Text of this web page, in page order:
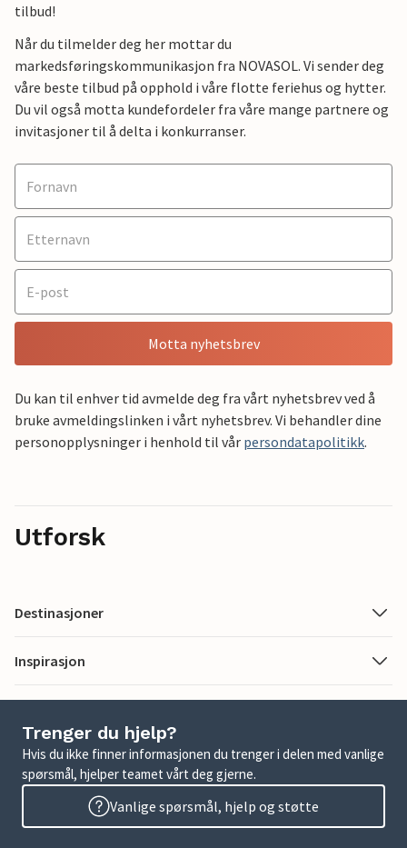
tilbud!
Når du tilmelder deg her mottar du
markedsføringskommunikasjon fra NOVASOL. Vi sender deg
våre beste tilbud på opphold i våre flotte feriehus og hytter.
Du vil også motta kundefordeler fra våre mange partnere og
invitasjoner til å delta i konkurranser.
Motta nyhetsbrev
Du kan til enhver tid avmelde deg fra vårt nyhetsbrev ved å
bruke avmeldingslinken i vårt nyhetsbrev. Vi behandler dine
personopplysninger i henhold til vår persondatapolitikk.
Utforsk
Destinasjoner
Inspirasjon
Trenger du hjelp?
Hvis du ikke finner informasjonen du trenger i delen med vanlige
spørsmål, hjelper teamet vårt deg gjerne.
Vanlige spørsmål, hjelp og støtte